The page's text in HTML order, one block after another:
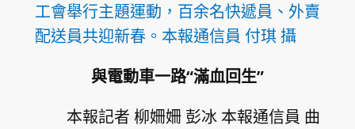
工會舉行主題運動，百余名快遞員、外賣
配送員共迎新春。本報通信員 付琪 攝
與電動車一路“滿血回生”
本報記者 柳姍姍 彭冰 本報通信員 曲